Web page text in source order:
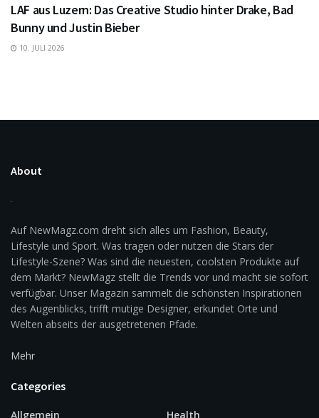
LAF aus Luzern: Das Creative Studio hinter Drake, Bad
Bunny und Justin Bieber
10. JULI 2026
About
Auf NewMagz.com dreht sich alles um Fashion, Beauty,
Lifestyle und Sport. Was tragen oder nutzen die Stars der
Lifestyle-Szene? Was sind die neuesten, coolsten Produkte auf
dem Markt? NewMagz stellt die Trends vor und macht sie sofort
verfügbar. Unser Magazin sammelt die schönsten Inspirationen
des Augenblicks, trifft mutige Designer, erkundet Orte und
Welten abseits der ausgetretenen Pfade.
Mehr
Categories
Allgemein
Health